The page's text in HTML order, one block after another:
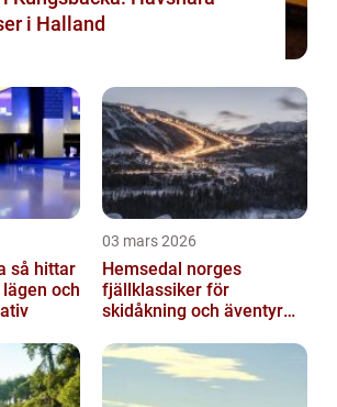
i Halland
och
03 mars 2026
Hemsedal norges
fjällklassiker för
skidåkning och äventyr